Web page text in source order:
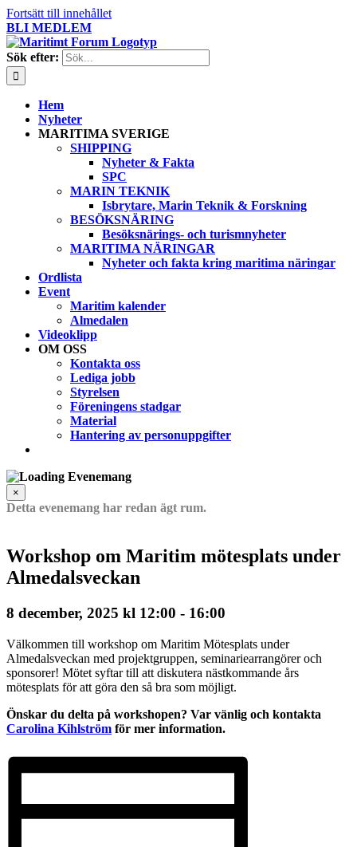
Fortsätt till innehållet
BLI MEDLEM
Sök efter:
Hem
Nyheter
MARITIMA SVERIGE
SHIPPING
Nyheter & Fakta
SPC
MARIN TEKNIK
Isbrytare, Marin Teknik & Forskning
BESÖKSNÄRING
Besöksnärings- och turismnyheter
MARITIMA NÄRINGAR
Nyheter och fakta kring maritima näringar
Ordlista
Event
Maritim kalender
Almedalen
Videoklipp
OM OSS
Kontakta oss
Lediga jobb
Styrelsen
Föreningens stadgar
Material
Hantering av personuppgifter
×
Detta evenemang har redan ägt rum.
Workshop om Maritim mötesplats under
Almedalsveckan
8 december, 2025 kl 12:00 - 16:00
Välkommen till workshop om Maritim Mötesplats under
Almedalsveckan med projektgruppen, seminariearrangörer och
sponsorer! Mötet syftar till att diskutera nästkommande års
mötesplats för att göra den så bra som möjligt.
Önskar du delta på workshopen? Var vänlig och kontakta
Carolina Kihlström för mer information.